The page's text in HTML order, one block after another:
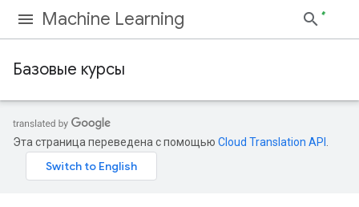
Machine Learning
Базовые курсы
Эта страница переведена с помощью Cloud Translation API